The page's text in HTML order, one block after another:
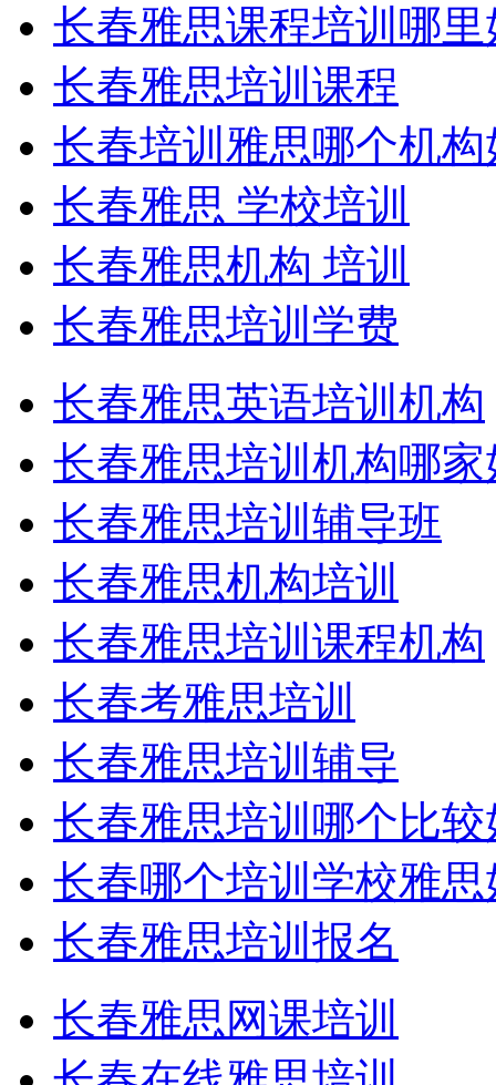
长春雅思课程培训哪里
长春雅思培训课程
长春培训雅思哪个机构
长春雅思 学校培训
长春雅思机构 培训
长春雅思培训学费
长春雅思英语培训机构
长春雅思培训机构哪家
长春雅思培训辅导班
长春雅思机构培训
长春雅思培训课程机构
长春考雅思培训
长春雅思培训辅导
长春雅思培训哪个比较
长春哪个培训学校雅思
长春雅思培训报名
长春雅思网课培训